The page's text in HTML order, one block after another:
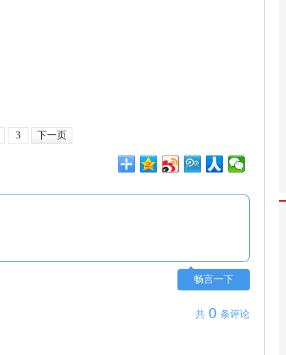
3 下一页
畅言一下
共 0 条评论